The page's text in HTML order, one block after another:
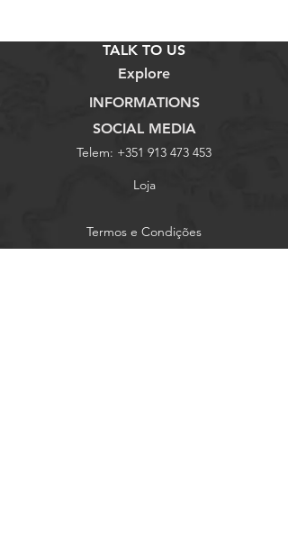
TALK TO US
Explore
INFORMATIONS
SOCIAL MEDIA
Telem: +351 913 473 453
Loja
Termos e Condições